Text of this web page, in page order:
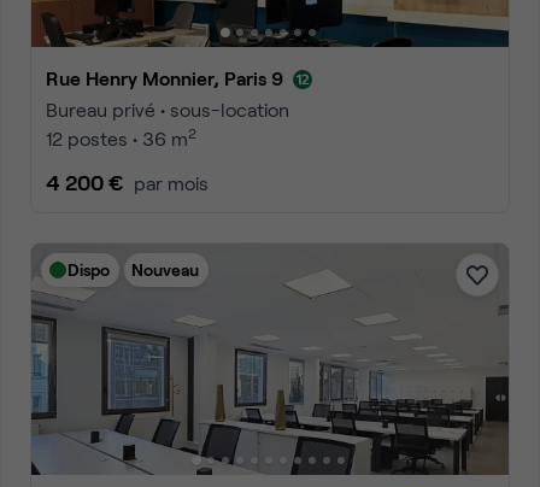
Rue Henry Monnier, Paris 9
Bureau privé • sous-location
12 postes • 36 m2
4 200 € par mois
Dispo Nouveau